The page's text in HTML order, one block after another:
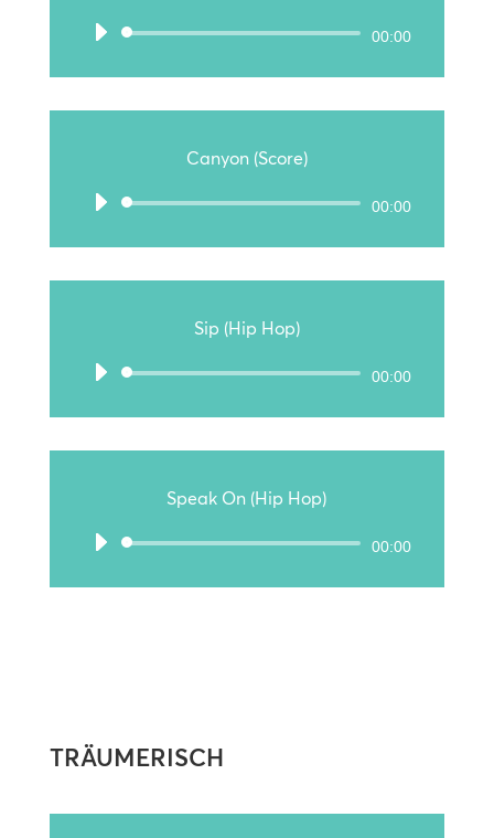
Audio-
00:00
Canyon (Score)
Audio-
00:00
Sip (Hip Hop)
Audio-
00:00
Speak On (Hip Hop)
Audio-
00:00
TRÄUMERISCH